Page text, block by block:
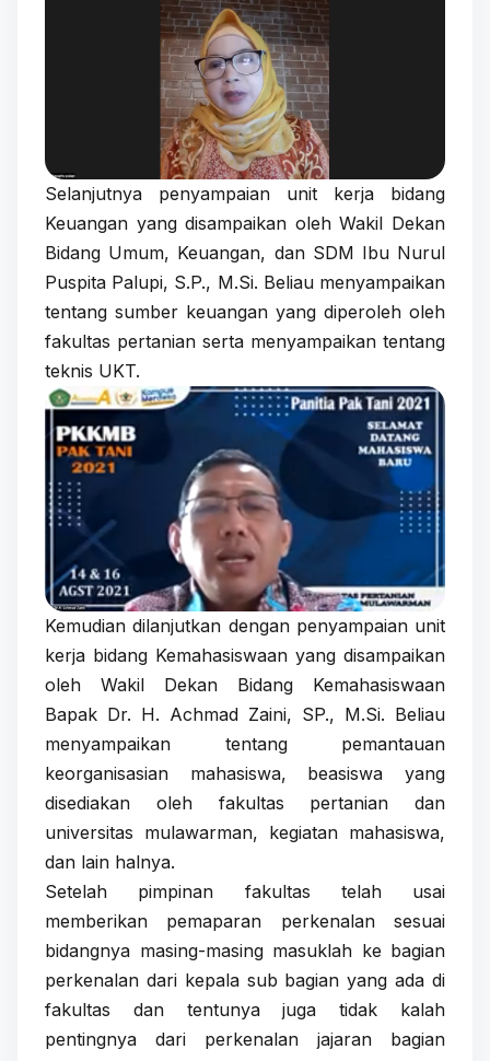
Selanjutnya penyampaian unit kerja bidang
Keuangan yang disampaikan oleh Wakil Dekan
Bidang Umum, Keuangan, dan SDM Ibu Nurul
Puspita Palupi, S.P., M.Si. Beliau menyampaikan
tentang sumber keuangan yang diperoleh oleh
fakultas pertanian serta menyampaikan tentang
teknis UKT.
Kemudian dilanjutkan dengan penyampaian unit
kerja bidang Kemahasiswaan yang disampaikan
oleh Wakil Dekan Bidang Kemahasiswaan
Bapak Dr. H. Achmad Zaini, SP., M.Si. Beliau
menyampaikan tentang pemantauan
keorganisasian mahasiswa, beasiswa yang
disediakan oleh fakultas pertanian dan
universitas mulawarman, kegiatan mahasiswa,
dan lain halnya.
Setelah pimpinan fakultas telah usai
memberikan pemaparan perkenalan sesuai
bidangnya masing-masing masuklah ke bagian
perkenalan dari kepala sub bagian yang ada di
fakultas dan tentunya juga tidak kalah
pentingnya dari perkenalan jajaran bagian